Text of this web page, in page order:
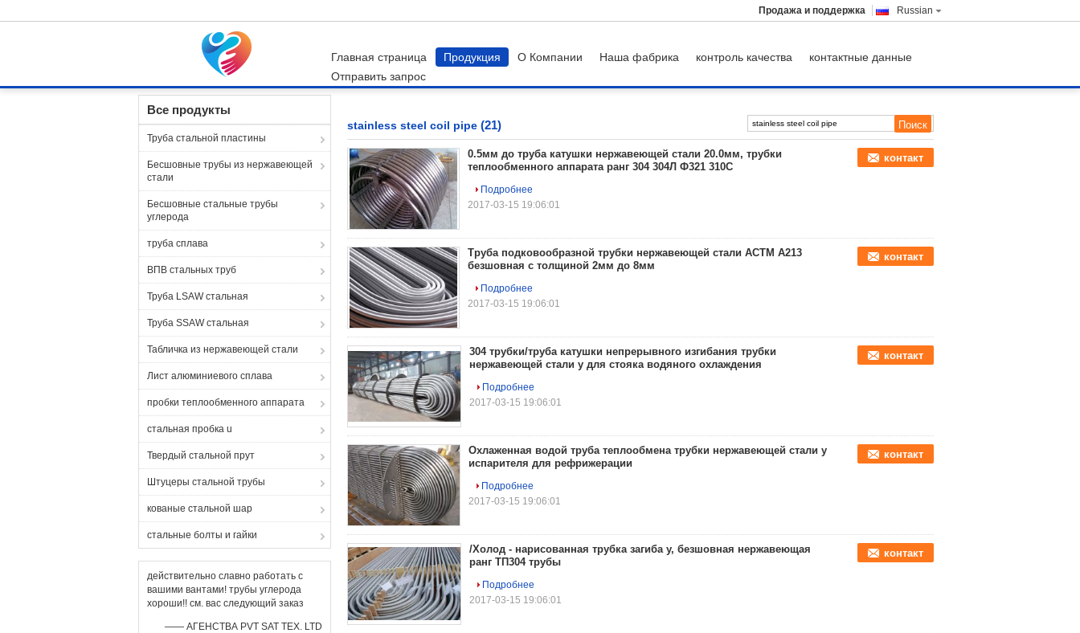
Russian
Продажа и поддержка
Главная страница Продукция О Компании Наша фабрика контроль качества
контактные данные
Отправить запрос
stainless steel coil pipe
Все продукты
Труба стальной пластины
Бесшовные трубы из нержавеющей
стали
Бесшовные стальные трубы
углерода
труба сплава
ВПВ стальных труб
Труба LSAW стальная
Труба SSAW стальная
Табличка из нержавеющей стали
Лист алюминиевого сплава
пробки теплообменного аппарата
стальная пробка u
Твердый стальной прут
Штуцеры стальной трубы
кованые стальной шар
стальные болты и гайки
действительно славно работать с
вашими вантами! трубы углерода
хороши!! см. вас следующий заказ
—— АГЕНСТВА PVT SAT TEX. LTD
stainless steel coil pipe (21)
0.5мм до труба катушки нержавеющей стали 20.0мм, трубки
теплообменного аппарата ранг 304 304Л Ф321 310С
контакт
Подробнее
2017-03-15 19:06:01
Труба подковообразной трубки нержавеющей стали АСТМ А213
безшовная с толщиной 2мм до 8мм
контакт
Подробнее
2017-03-15 19:06:01
304 трубки/труба катушки непрерывного изгибания трубки
нержавеющей стали у для стояка водяного охлаждения
контакт
Подробнее
2017-03-15 19:06:01
Охлаженная водой труба теплообмена трубки нержавеющей стали у
испарителя для рефрижерации
контакт
Подробнее
2017-03-15 19:06:01
/Холод - нарисованная трубка загиба у, безшовная нержавеющая
ранг ТП304 трубы
контакт
Подробнее
2017-03-15 19:06:01